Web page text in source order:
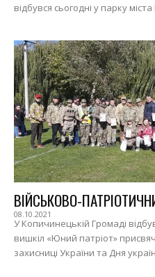
відбувся сьогодні у парку
ВІЙСЬКОВО-
08.10.2021
У Копичинецькій Громаді
вишкіл «Юний патріот»
захисниці України та Дня